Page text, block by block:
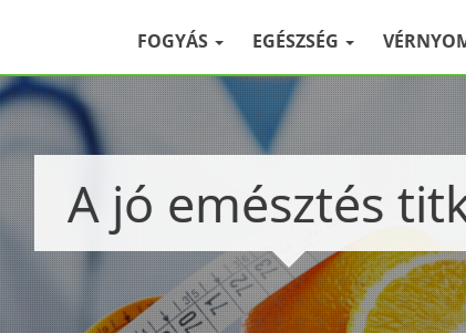
FOGYÁS EGÉSZSÉG
A jó emésztés